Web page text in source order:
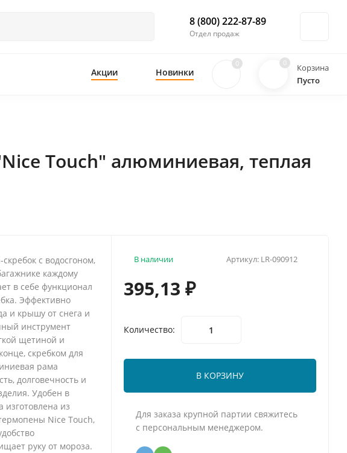
8 (800) 222-87-89
Отдел продаж
Акции Новинки
0 0
Корзина
Пусто
Touch" алюминиевая, теплая
с водосгоном,
каждому
в себе функционал
Эффективно
и крышу от снега и
инструмент
щетиной и
скребком для
рама
долговечность и
Удобен в
изготовлена из
Nice Touch,
руку от мороза.
Артикул: LR-090912
В наличии
395,13₽
Количество:
В КОРЗИНУ
Для заказа крупной партии свяжитесь
с персональным менеджером.